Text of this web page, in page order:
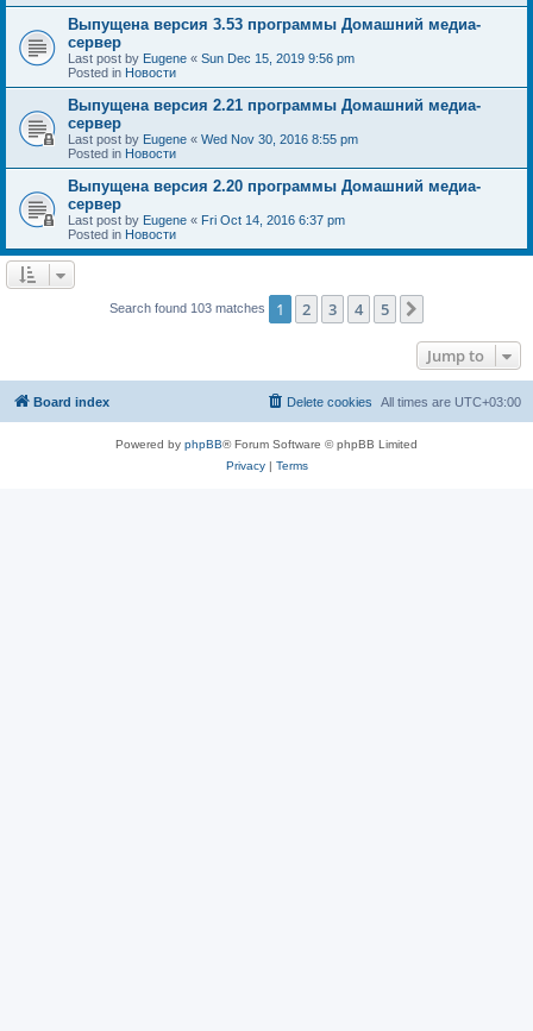
Выпущена версия 3.53 программы Домашний медиа-
сервер
Last post by Eugene « Sun Dec 15, 2019 9:56 pm
Posted in Новости
Выпущена версия 2.21 программы Домашний медиа-
сервер
Last post by Eugene « Wed Nov 30, 2016 8:55 pm
Posted in Новости
Выпущена версия 2.20 программы Домашний медиа-
сервер
Last post by Eugene « Fri Oct 14, 2016 6:37 pm
Posted in Новости
Search found 103 matches 1 2 3 4 5
Jump to
Board index All times are UTC+03:00
Delete cookies
Powered by phpBB® Forum Software © phpBB Limited
Privacy| Terms